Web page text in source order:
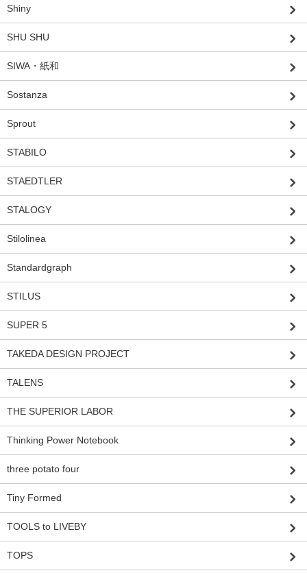
Shiny
SHU SHU
SIWA・紙和
Sostanza
Sprout
STABILO
STAEDTLER
STALOGY
Stilolinea
Standardgraph
STILUS
SUPER 5
TAKEDA DESIGN PROJECT
TALENS
THE SUPERIOR LABOR
Thinking Power Notebook
three potato four
Tiny Formed
TOOLS to LIVEBY
TOPS